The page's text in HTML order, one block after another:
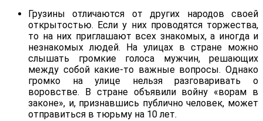
Грузины отличаются от других народов своей
открытостью. Если у них проводятся торжества,
то на них приглашают всех знакомых, а иногда и
незнакомых людей. На улицах в стране можно
слышать громкие голоса мужчин, решающих
между собой какие-то важные вопросы. Однако
громко на улице нельзя разговаривать о
воровстве. В стране объявили войну «ворам в
законе», и, признавшись публично человек, может
отправиться в тюрьму на 10 лет.